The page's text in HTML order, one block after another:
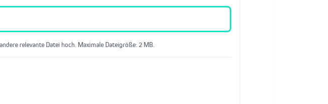
relevante Datei hoch. Maximale Dateigröße: 2 MB.